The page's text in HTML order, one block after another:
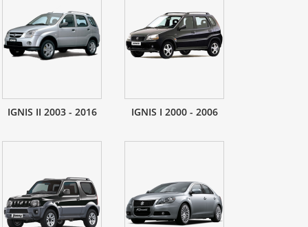
IGNIS II 2003 - 2016 IGNIS I 2000 - 2006